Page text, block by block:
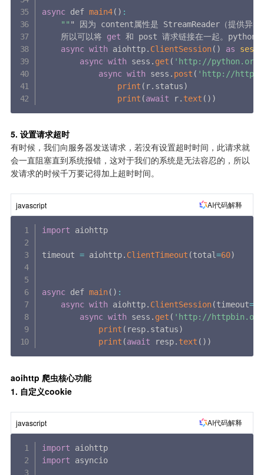
async def main4( ) :
"" " 因为 content属性是 StreamReader（提供异步
    所以可以将
get 和 post 请求链接在一起。python3
async with aiohttp. ClientSession( ) as sess
async with sess . get ( 'http://python.org'
async with sess . post ( 'http://
print ( r. status)
print (await r. text ( ) )
5. 设置请求超时
有时候，我们向服务器发送请求，若没有设置超时时间，此请求就
会一直阻塞直到系统报错，这对于我们的系统是无法容忍的，所以
发请求的时候千万要记得加上超时时间。
javascript AI代码解释
import aiohttp
timeout = aiohttp. ClientTimeout (total=60)
async def main( ) :
async with aiohttp. ClientSession(timeout=
async with sess . get ( 'http://
print ( resp. status)
print (await resp. text ( ) )
aoihttp 爬虫核心功能
1. 自定义cookie
javascript AI代码解释
import
import asyncio